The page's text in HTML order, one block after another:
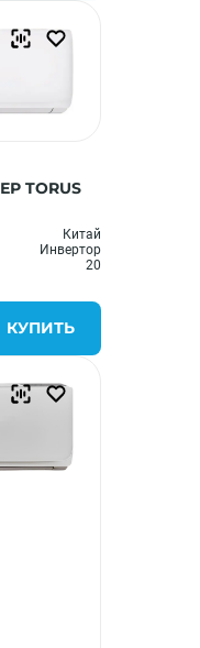
TORUS
Китай
Инвертор
20
КУПИТЬ